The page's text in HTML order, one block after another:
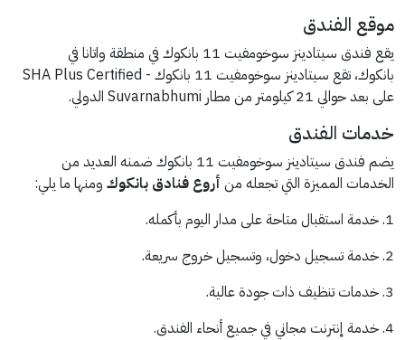
موقع الفندق
يقع فندق سيتادينز سوخومفيت 11 بانكوك في منطقة واتانا في
بانكوك، تقع سيتادينز سوخومفيت 11 بانكوك - SHA Plus Certified
على بعد حوالي 21 كيلومتر من مطار Suvarnabhumi الدولي.
خدمات الفندق
يضم فندق سيتادينز سوخومفيت 11 بانكوك ضمنه العديد من
الخدمات المميزة التي تجعله من أروع فنادق بانكوك ومنها ما يلي:
1. خدمة استقبال متاحة على مدار اليوم بأكمله.
2. خدمة تسجيل دخول، وتسجيل خروج سريعة.
3. خدمات تنظيف ذات جودة عالية.
4. خدمة إنترنت مجاني في جميع أنحاء الفندق.